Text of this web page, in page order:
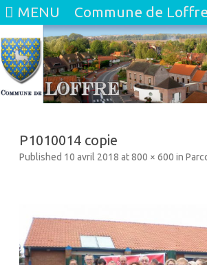
MENU Commune de Loffre
P1010014 copie
Published 10 avril 2018 at800 × 600 in